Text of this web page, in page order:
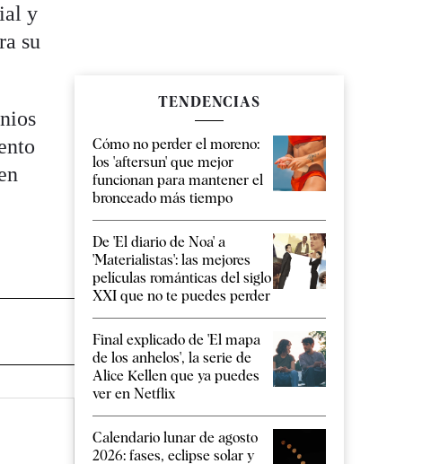
y
su
TENDENCIAS
Cómo no perder el moreno:
los 'aftersun' que mejor
funcionan para mantener el
bronceado más tiempo
De 'El diario de Noa' a
'Materialistas': las mejores
películas románticas del siglo
XXI que no te puedes perder
Final explicado de 'El mapa
de los anhelos', la serie de
Alice Kellen que ya puedes
ver en Netflix
Calendario lunar de agosto
2026: fases, eclipse solar y